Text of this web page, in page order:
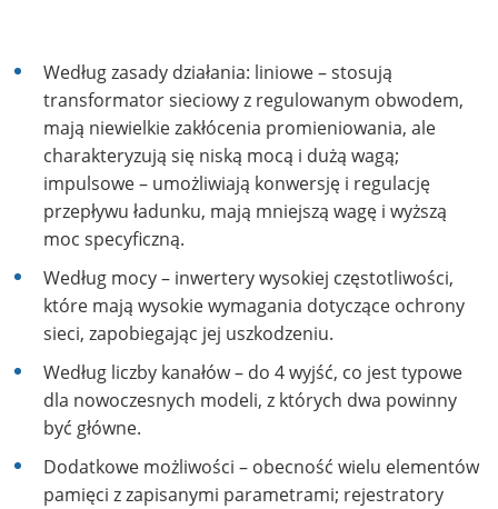
Według zasady działania: liniowe – stosują
transformator sieciowy z regulowanym obwodem,
mają niewielkie zakłócenia promieniowania, ale
charakteryzują się niską mocą i dużą wagą;
impulsowe – umożliwiają konwersję i regulację
przepływu ładunku, mają mniejszą wagę i wyższą
moc specyficzną.
Według mocy – inwertery wysokiej częstotliwości,
które mają wysokie wymagania dotyczące ochrony
sieci, zapobiegając jej uszkodzeniu.
Według liczby kanałów – do 4 wyjść, co jest typowe
dla nowoczesnych modeli, z których dwa powinny
być główne.
Dodatkowe możliwości – obecność wielu elementów
pamięci z zapisanymi parametrami; rejestratory